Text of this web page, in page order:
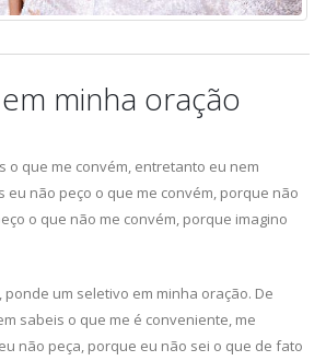
minha oração
o que me convém, entretanto eu nem
eu não peço o que me convém, porque não
o que não me convém, porque imagino
ponde um seletivo em minha oração. De
sabeis o que me é conveniente, me
não peça, porque eu não sei o que de fato